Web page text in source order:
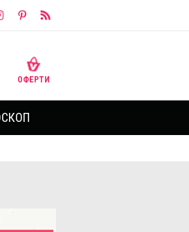
ОФЕРТИ